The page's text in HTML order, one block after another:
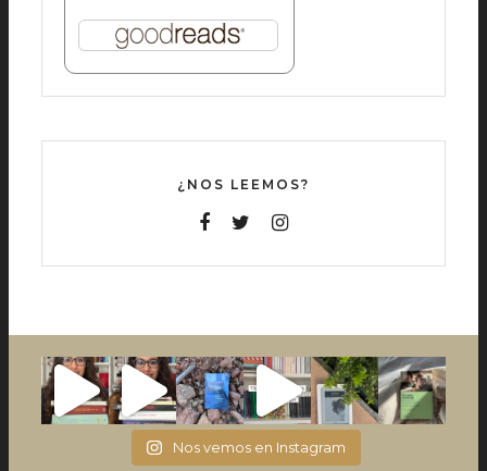
¿NOS LEEMOS?
Nos vemos en Instagram